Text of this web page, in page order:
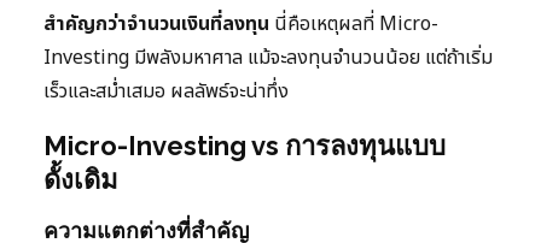
สำคัญกว่าจำนวนเงินที่ลงทุน นี่คือเหตุผลที่ Micro-
Investing มีพลังมหาศาล แม้จะลงทุนจำนวนน้อย แต่ถ้าเริ่ม
เร็วและสม่ำเสมอ ผลลัพธ์จะน่าทึ่ง
Micro-Investing vs การลงทุนแบบ
ดั้งเดิม
ความแตกต่างที่สำคัญ